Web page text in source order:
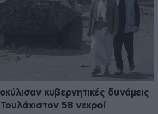
κυβερνητικές δυνάμεις
58 νεκροί